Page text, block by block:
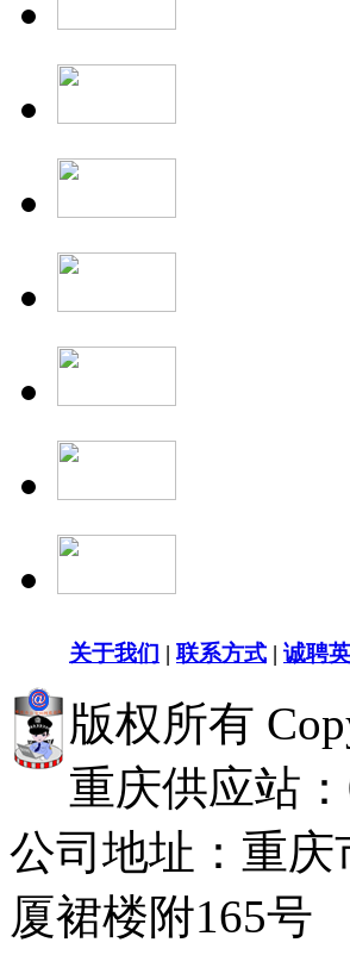
关于我们 | 联系方式 | 诚聘
版权所有
重庆供应站
公司地址：重
厦裙楼附165号